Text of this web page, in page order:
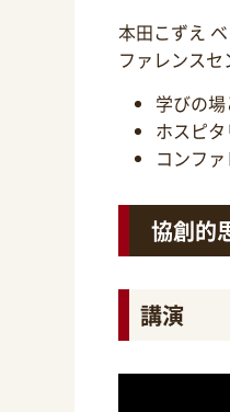
本田こずえ
ファレンス
学びの
ホスピ
コンフ
協創的
講演